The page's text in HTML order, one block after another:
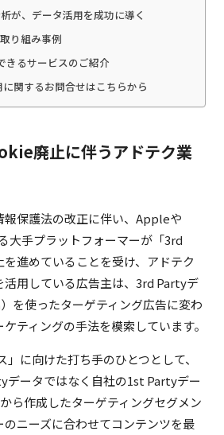
が、データ活用を成功に導く
り組み事例
きるサービスのご紹介
関するお問合せはこちらから
廃止に伴うアドテク業
報保護法の改正に伴い、Appleや
大手プラットフォーマーが「3rd
進めていることを受け、アドテク
活用している広告主は、3rd Partyデ
を使ったターゲティング広告に変わ
ティングの手法を模索しています。
に向けた打ち手のひとつとして、
データではなく自社の1st Partyデー
ら作成したターゲティングセグメン
のニーズに合わせてコンテンツを最